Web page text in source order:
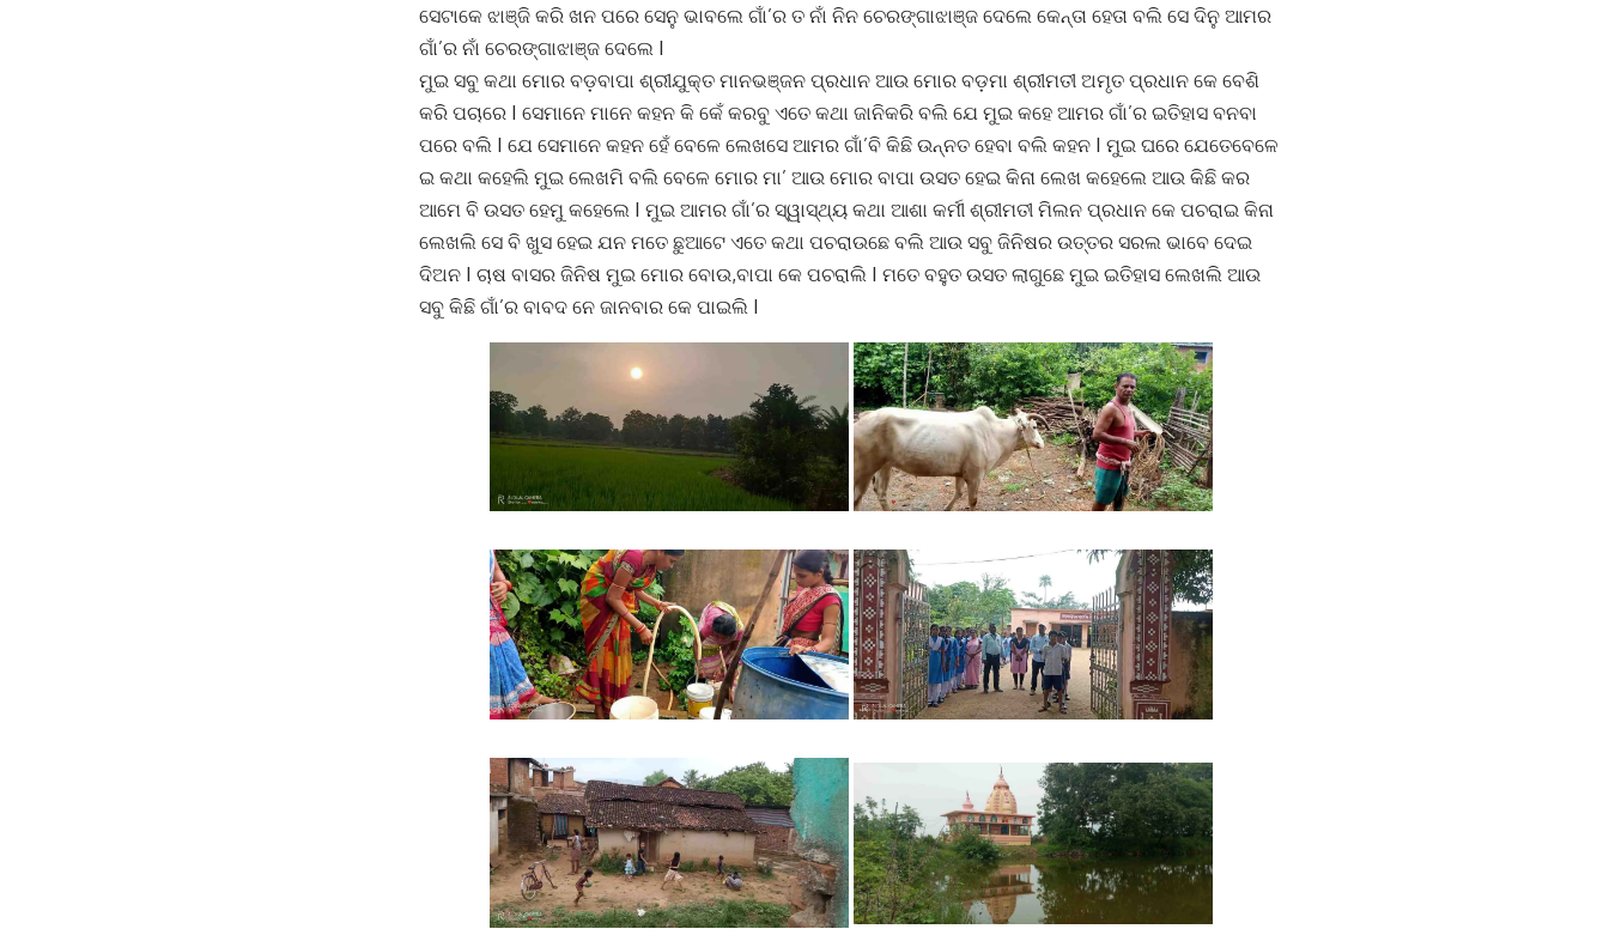
ସେଟାକେ ଝାଞ୍ଜି କରି ଖନ ପରେ ସେନୁ ଭାବଲେ ଗାଁ’ର ତ ନାଁ ନିନ ଚେରଙ୍ଗାଝାଞ୍ଜ ଦେଲେ କେନ୍ତା ହେତା ବଲି ସେ ଦିନୁ ଆମର
ଗାଁ’ର ନାଁ ଚେରଙ୍ଗାଝାଞ୍ଜ ଦେଲେ I
ମୁଇ ସବୁ କଥା ମୋର ବଡ଼ବାପା ଶ୍ରୀଯୁକ୍ତ ମାନଭଞ୍ଜନ ପ୍ରଧାନ ଆଉ ମୋର ବଡ଼ମା ଶ୍ରୀମତୀ ଅମୃତ ପ୍ରଧାନ କେ ବେଶି
କରି ପଚାରେ I ସେମାନେ ମାନେ କହନ କି କେଁ କରବୁ ଏତେ କଥା ଜାନିକରି ବଲି ଯେ ମୁଇ କହେ ଆମର ଗାଁ’ର ଇତିହାସ ବନବା
ପରେ ବଲି I ଯେ ସେମାନେ କହନ ହେଁ ବେଳେ ଲେଖସେ ଆମର ଗାଁ’ବି କିଛି ଉନ୍ନତ ହେବା ବଲି କହନ I ମୁଇ ଘରେ ଯେତେବେଳେ
ଇ କଥା କହେଲି ମୁଇ ଲେଖମି ବଲି ବେଳେ ମୋର ମା’ ଆଉ ମୋର ବାପା ଉସତ ହେଇ କିନା ଲେଖ କହେଲେ ଆଉ କିଛି କର
ଆମେ ବି ଉସତ ହେମୁ କହେଲେ I ମୁଇ ଆମର ଗାଁ’ର ସ୍ୱାସ୍ଥ୍ୟ କଥା ଆଶା କର୍ମୀ ଶ୍ରୀମତୀ ମିଲନ ପ୍ରଧାନ କେ ପଚରାଇ କିନା
ଲେଖଲି ସେ ବି ଖୁସ ହେଇ ଯନ ମତେ ଛୁଆଟେ ଏତେ କଥା ପଚରାଉଛେ ବଲି ଆଉ ସବୁ ଜିନିଷର ଉତ୍ତର ସରଲ ଭାବେ ଦେଇ
ଦିଅନ I ଚାଷ ବାସର ଜିନିଷ ମୁଇ ମୋର ବୋଉ,ବାପା କେ ପଚରାଲି I ମତେ ବହୁତ ଉସତ ଲାଗୁଛେ ମୁଇ ଇତିହାସ ଲେଖଲି ଆଉ
ସବୁ କିଛି ଗାଁ’ର ବାବଦ ନେ ଜାନବାର କେ ପାଇଲି I